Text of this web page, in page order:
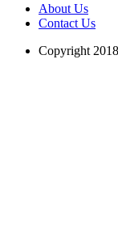
About Us
Contact Us
Copyright